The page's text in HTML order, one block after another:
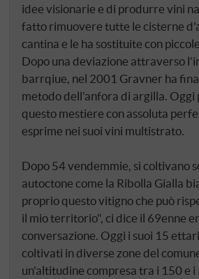
idee visionarie e di produrre vini
fatto rimuovere tutte le cisterne
cantina e le ha sostituite con
Dopo una deviazione attraverso
barrqiue, nel 2001 Gravner ha
metodo dell'anfora di argilla. Oggi
questo mestiere con assoluta
esprime nei suoi vini multistrato.
Dopo 54 vendemmie, si coltivano
autoctone come la Ribolla Gialla
proprio questo vitigno che può
il mio territorio", ci dice il 69enne
conversazione. Oggi i suoi 15
coltivati in diverse zone del
un'altitudine compresa tra i 150 e